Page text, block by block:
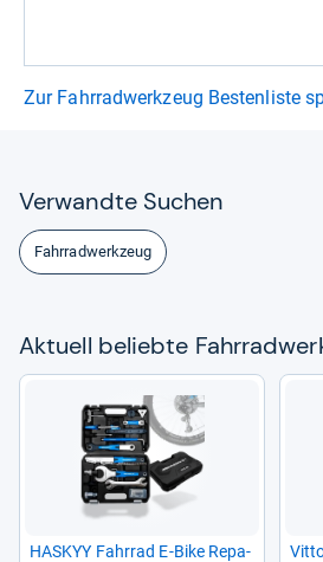
Zur Fahrradwerkzeug Bestenliste
Ver­wandte Suchen
Fahrradwerkzeug
Aktu­ell beliebte
HAS­KYY Fahr­rad E-​Bike Repa­